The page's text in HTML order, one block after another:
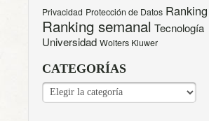
Privacidad Protección de Datos Ranking
Ranking semanal Tecnología
Universidad Wolters Kluwer
CATEGORÍAS
CATEGORÍAS